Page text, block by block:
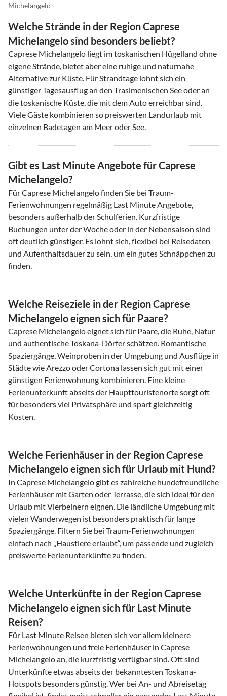
Michelangelo
Welche Strände in der Region Caprese
Michelangelo sind besonders beliebt?
Caprese Michelangelo liegt im toskanischen Hügelland ohne
eigene Strände, bietet aber eine ruhige und naturnahe
Alternative zur Küste. Für Strandtage lohnt sich ein
günstiger Tagesausflug an den Trasimenischen See oder an
die toskanische Küste, die mit dem Auto erreichbar sind.
Viele Gäste kombinieren so preiswerten Landurlaub mit
einzelnen Badetagen am Meer oder See.
Gibt es Last Minute Angebote für Caprese
Michelangelo?
Für Caprese Michelangelo finden Sie bei Traum-
Ferienwohnungen regelmäßig Last Minute Angebote,
besonders außerhalb der Schulferien. Kurzfristige
Buchungen unter der Woche oder in der Nebensaison sind
oft deutlich günstiger. Es lohnt sich, flexibel bei Reisedaten
und Aufenthaltsdauer zu sein, um ein gutes Schnäppchen zu
finden.
Welche Reiseziele in der Region Caprese
Michelangelo eignen sich für Paare?
Caprese Michelangelo eignet sich für Paare, die Ruhe, Natur
und authentische Toskana-Dörfer schätzen. Romantische
Spaziergänge, Weinproben in der Umgebung und Ausflüge in
Städte wie Arezzo oder Cortona lassen sich gut mit einer
günstigen Ferienwohnung kombinieren. Eine kleine
Ferienunterkunft abseits der Haupttouristenorte sorgt oft
für besonders viel Privatsphäre und spart gleichzeitig
Kosten.
Welche Ferienhäuser in der Region Caprese
Michelangelo eignen sich für Urlaub mit Hund?
In Caprese Michelangelo gibt es zahlreiche hundefreundliche
Ferienhäuser mit Garten oder Terrasse, die sich ideal für den
Urlaub mit Vierbeinern eignen. Die ländliche Umgebung mit
vielen Wanderwegen ist besonders praktisch für lange
Spaziergänge. Filtern Sie bei Traum-Ferienwohnungen
einfach nach „Haustiere erlaubt“, um passende und zugleich
preiswerte Ferienunterkünfte zu finden.
Welche Unterkünfte in der Region Caprese
Michelangelo eignen sich für Last Minute
Reisen?
Für Last Minute Reisen bieten sich vor allem kleinere
Ferienwohnungen und freie Ferienhäuser in Caprese
Michelangelo an, die kurzfristig verfügbar sind. Oft sind
Unterkünfte etwas abseits der bekanntesten Toskana-
Hotspots besonders günstig. Wer bei An- und Abreisetag